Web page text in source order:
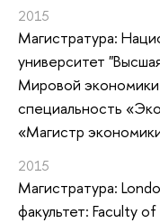
2015
Магистратура:
университет
Мировой
специальность
«Магистр
2015
Магистратура:
факультет: Faculty